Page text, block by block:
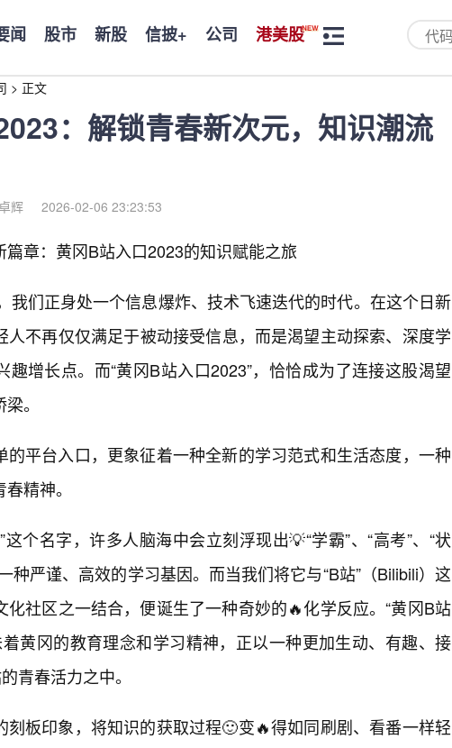
闻 股市 新股 信披+ 公司 港美股
> 正文
：解锁青春新次元，知识潮流
辉 2026-02-06 23:23:53
章：黄冈B站入口2023的知识赋能之旅
我们正身处一个信息爆炸、技术飞速迭代的时代。在这个日新
人不再仅仅满足于被动接受信息，而是渴望主动探索、深度学
趣增长点。而“黄冈B站入口2023”，恰恰成为了连接这股渴望
。
的平台入口，更象征着一种全新的学习范式和生活态度，一种
精神。
这个名字，许多人脑海中会立刻浮现出💡“学霸”、“高考”、“状
种严谨、高效的学习基因。而当我们将它与“B站”（Bilibili）这
社区之一结合，便诞生了一种奇妙的🔥化学反应。“黄冈B站
黄冈的教育理念和学习精神，正以一种更加生动、有趣、接
青春活力之中。
刻板印象，将知识的获取过程🙂变🔥得如同刷剧、看番一样轻